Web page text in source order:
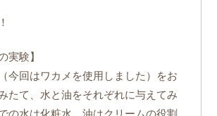
実験】
今回はワカメを使用しました）をお
たて、水と油をそれぞれに与えてみ